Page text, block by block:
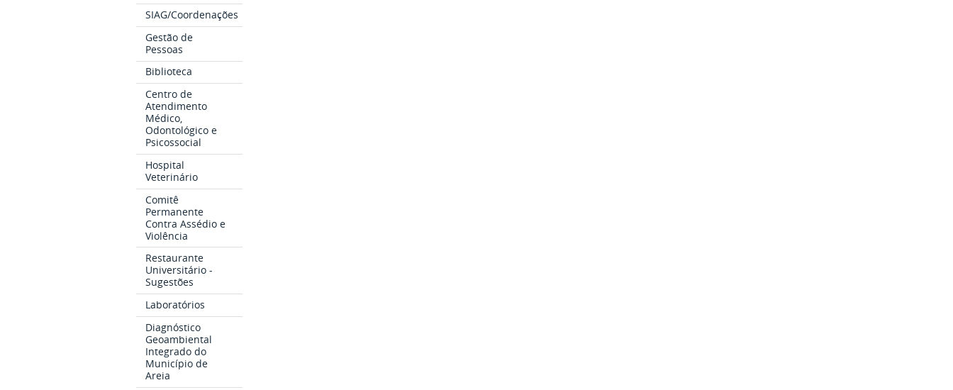
SIAG/Coordenações
Gestão de
Pessoas
Biblioteca
Centro de
Atendimento
Médico,
Odontológico e
Psicossocial
Hospital
Veterinário
Comitê
Permanente
Contra Assédio e
Violência
Restaurante
Universitário -
Sugestões
Laboratórios
Diagnóstico
Geoambiental
Integrado do
Município de
Areia